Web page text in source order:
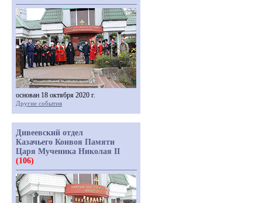
основан 18 октября 2020 г.
Другие события
Дивеевский отдел
Казачьего Конвоя Памяти
Царя Мученика Николая II
(106)